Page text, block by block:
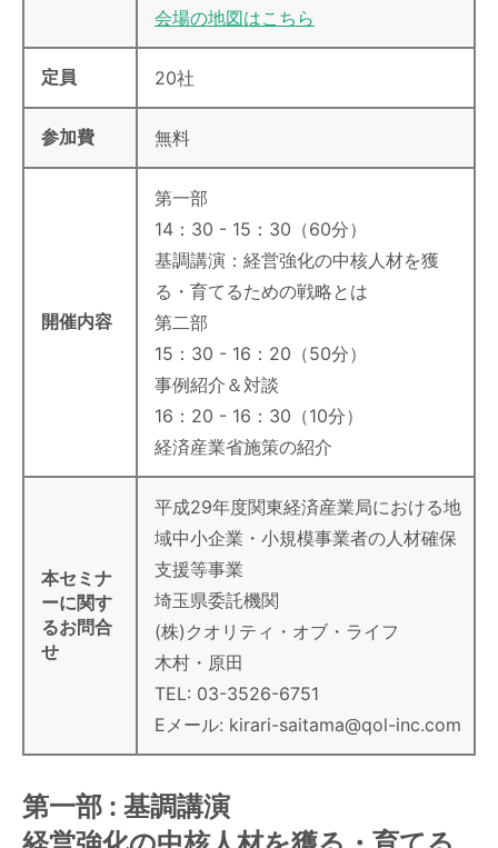
会場の地図はこちら
定員 20社
参加費 無料
開催内容
第一部
14：30 - 15：30（60分）
基調講演：経営強化の中核人材を獲
る・育てるための戦略とは
第二部
15：30 - 16：20（50分）
事例紹介＆対談
16：20 - 16：30（10分）
経済産業省施策の紹介
本セミナ
ーに関す
るお問合
せ
平成29年度関東経済産業局における地
域中小企業・小規模事業者の人材確保
支援等事業
埼玉県委託機関
(株)クオリティ・オブ・ライフ
木村・原田
TEL: 03-3526-6751
Eメール: kirari-saitama@qol-inc.com
第一部 : 基調講演